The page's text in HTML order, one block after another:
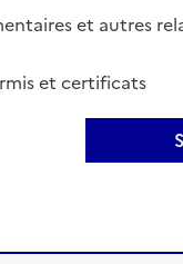
et autres
et certificats